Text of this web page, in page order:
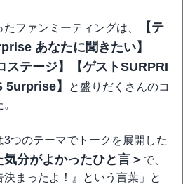
ファンミーティングは、
【テ
あなたに聞きたい】
ステージ】【ゲストSURPRI
5urprise】
と盛りだくさんのコ
3つのテーマでトークを展開した
気分がよかったひと言＞ で、
まったよ！』という言葉」と